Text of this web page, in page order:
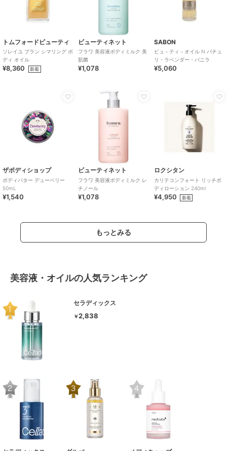
トムフォードビューティ
ソレイユ ブラン シマリング ボ
ディ オイル
¥8,360 新着
ビューティネット
フラワ 美容液ボディミルク 美
肌菌
¥1,078
SABON
ビュ－ティ－オイル N パチュ
リ・ラベンダー・バニラ
¥5,060
ザボディショップ
ボディバター デューベリー
50mL
¥1,540
ビューティネット
フラワ 美容液ボディミルク レ
チノール
¥1,078
ロクシタン
カリテコンフォート リッチボ
ディローション 240ml
¥4,950 新着
もっとみる
美容液・オイルの人気ランキング
セラディックス
￥2,838